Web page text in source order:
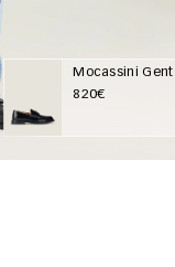
Mocassini
820€